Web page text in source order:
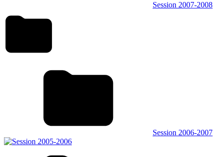
Session 2007-2008
Session 2006-2007